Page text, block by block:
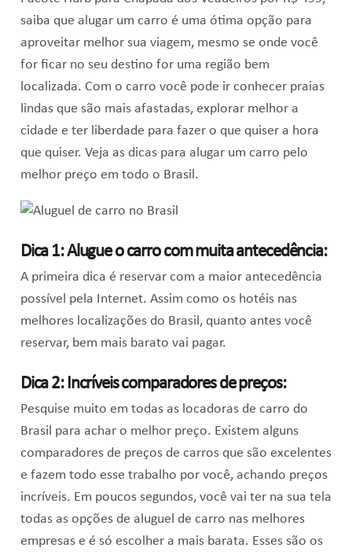
saiba que alugar um carro é uma ótima opção para
aproveitar melhor sua viagem, mesmo se onde você
for ficar no seu destino for uma região bem
localizada. Com o carro você pode ir conhecer praias
lindas que são mais afastadas, explorar melhor a
cidade e ter liberdade para fazer o que quiser a hora
que quiser. Veja as dicas para alugar um carro pelo
melhor preço em todo o Brasil.
Dica 1: Alugue o carro com muita antecedência:
A primeira dica é reservar com a maior antecedência
possível pela Internet. Assim como os hotéis nas
melhores localizações do Brasil, quanto antes você
reservar, bem mais barato vai pagar.
Dica 2: Incríveis comparadores de preços:
Pesquise muito em todas as locadoras de carro do
Brasil para achar o melhor preço. Existem alguns
comparadores de preços de carros que são excelentes
e fazem todo esse trabalho por você, achando preços
incríveis. Em poucos segundos, você vai ter na sua tela
todas as opções de aluguel de carro nas melhores
empresas e é só escolher a mais barata. Esses são os